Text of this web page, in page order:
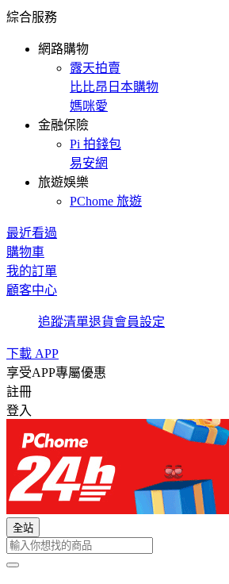
綜合服務
網路購物
露天拍賣
比比昂日本購物
媽咪愛
金融保險
Pi 拍錢包
易安網
旅遊娛樂
PChome 旅遊
最近看過
購物車
我的訂單
顧客中心
追蹤清單退貨會員設定
下載 APP
享受APP專屬優惠
註冊
登入
全站